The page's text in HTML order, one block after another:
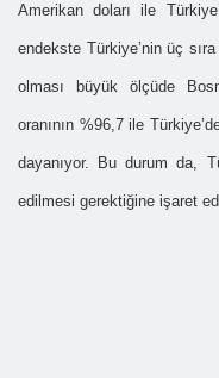
Amerikan doları ile
endekste Türkiye’nin üç
olması büyük ölçüde
oranının %96,7 ile
dayanıyor. Bu durum da,
edilmesi gerektiğine işaret